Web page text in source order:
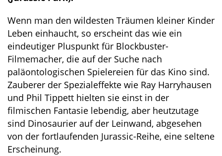
Wenn man den wildesten Träumen kleiner Kinder
Leben einhaucht, so erscheint das wie ein
eindeutiger Pluspunkt für Blockbuster-
Filmemacher, die auf der Suche nach
paläontologischen Spielereien für das Kino sind.
Zauberer der Spezialeffekte wie Ray Harryhausen
und Phil Tippett hielten sie einst in der
filmischen Fantasie lebendig, aber heutzutage
sind Dinosaurier auf der Leinwand, abgesehen
von der fortlaufenden Jurassic-Reihe, eine seltene
Erscheinung.